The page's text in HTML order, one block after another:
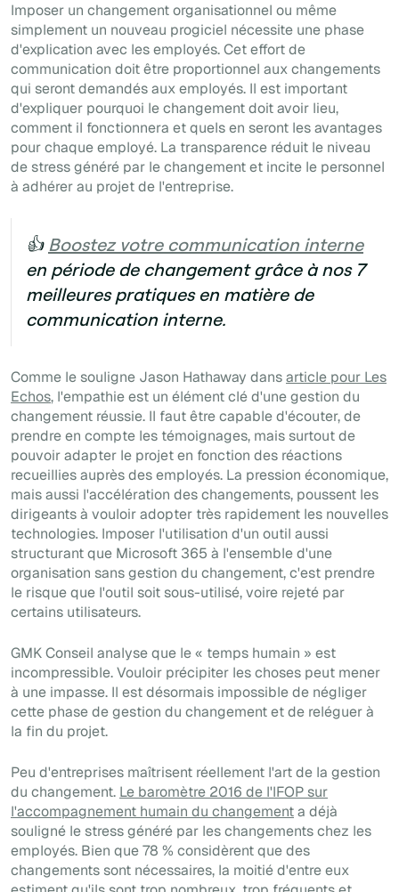
Imposer un changement organisationnel ou même
simplement un nouveau progiciel nécessite une phase
d'explication avec les employés. Cet effort de
communication doit être proportionnel aux changements
qui seront demandés aux employés. Il est important
d'expliquer pourquoi le changement doit avoir lieu,
comment il fonctionnera et quels en seront les avantages
pour chaque employé. La transparence réduit le niveau
de stress généré par le changement et incite le personnel
à adhérer au projet de l'entreprise.
👍 Boostez votre communication interne
en période de changement grâce à nos 7
meilleures pratiques en matière de
communication interne.
Comme le souligne Jason Hathaway dansarticle pour Les
Echos, l'empathie est un élément clé d'une gestion du
changement réussie. Il faut être capable d'écouter, de
prendre en compte les témoignages, mais surtout de
pouvoir adapter le projet en fonction des réactions
recueillies auprès des employés. La pression économique,
mais aussi l'accélération des changements, poussent les
dirigeants à vouloir adopter très rapidement les nouvelles
technologies. Imposer l'utilisation d'un outil aussi
structurant que Microsoft 365 à l'ensemble d'une
organisation sans gestion du changement, c'est prendre
le risque que l'outil soit sous-utilisé, voire rejeté par
certains utilisateurs.
GMK Conseil analyse que le « temps humain » est
incompressible. Vouloir précipiter les choses peut mener
à une impasse. Il est désormais impossible de négliger
cette phase de gestion du changement et de reléguer à
la fin du projet.
Peu d'entreprises maîtrisent réellement l'art de la gestion
du changement. Le baromètre 2016 de l'IFOP sur
l'accompagnement humain du changementa déjà
souligné le stress généré par les changements chez les
employés. Bien que 78 % considèrent que des
changements sont nécessaires, la moitié d'entre eux